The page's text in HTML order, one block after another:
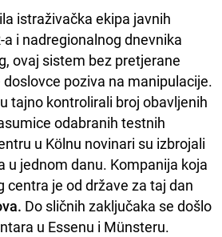
istraživačka ekipa javnih
a i nadregionalnog dnevnika
ovaj sistem bez pretjerane
poziva na manipulacije.
tajno kontrolirali broj obavljenih
odabranih testnih
u Kölnu novinari su izbrojali
u jednom danu. Kompanija koja
centra je od države za taj dan
Do sličnih zaključaka se došlo
u Essenu i Münsteru.